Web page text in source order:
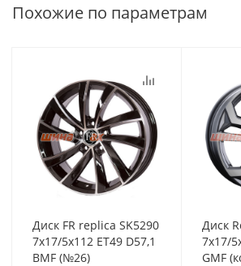
Похожие по параметрам
Диск FR replica SK5290
7x17/5x112 ET49 D57,1
BMF (№26)
Диск
7x17/
GMF